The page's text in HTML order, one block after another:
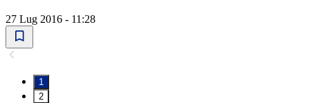
27 Lug 2016 - 11:28
1
2